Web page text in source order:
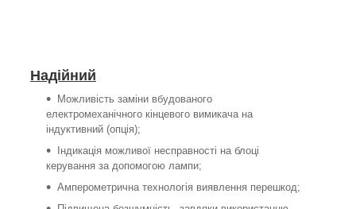
Надійний
Можливість заміни вбудованого
електромеханічного кінцевого вимикача на
індуктивний (опція);
Індикація можливої несправності на блоці
керування за допомогою лампи;
Амперометрична технологія виявлення перешкод;